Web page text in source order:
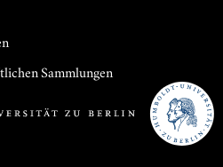
Sammlungen